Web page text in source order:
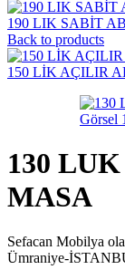
190 LIK SABİT
Back to products
150 LİK AÇILIR
130
MASA
Sefacan Mobilya
Ümraniye-